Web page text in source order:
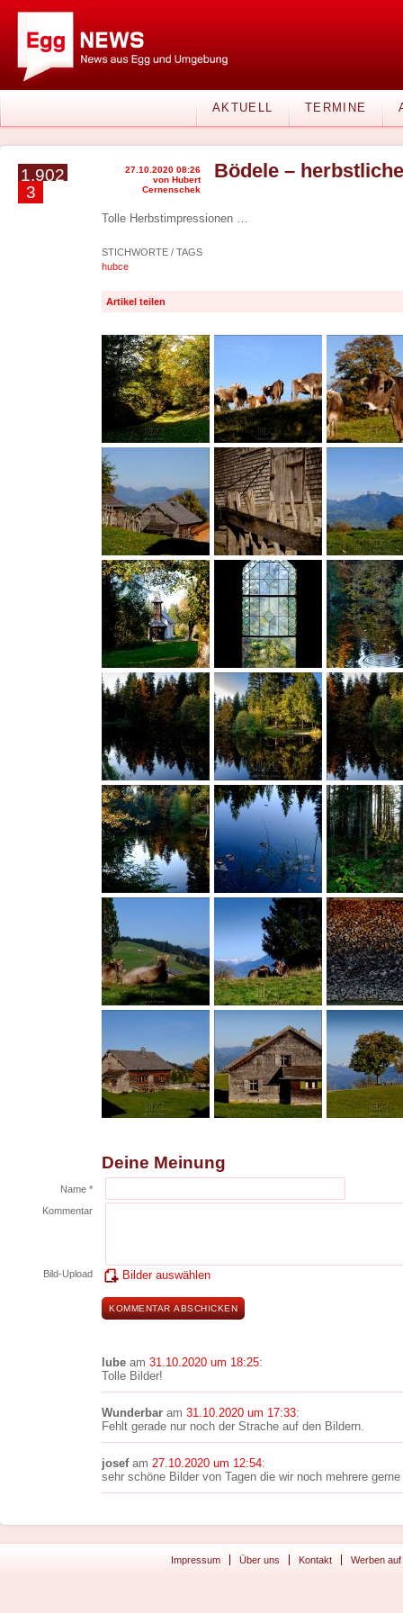
AKTUELL TERMINE
1.902
3
27.10.2020 08:26
von Hubert
Cernenschek
Bödele –
Tolle Herbstimpressionen …
STICHWORTE / TAGS
hubce
Artikel teilen
Deine Meinung
Name *
Kommentar
Bild-Upload Bilder auswählen
lube am 31.10.2020 um 18:25:
Tolle Bilder!
Wunderbar am 31.10.2020 um 17:33:
Fehlt gerade nur noch der Strache auf den Bildern.
josefam 27.10.2020 um 12:54:
sehr schöne Bilder von Tagen die wir noch mehrere
Impressum Über uns Kontakt Werben